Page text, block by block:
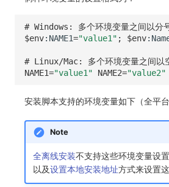
# Windows: 多个环境变量之间以分
$env:NAME1="value1" ; $env
# Linux/Mac: 多个环境变量之间以
NAME1="value1" NAME2="value2"
安装脚本支持的环境变量如下（全平台
Note
全离线安装不支持这些环境变量设
以及设置本地安装地址方式来设置